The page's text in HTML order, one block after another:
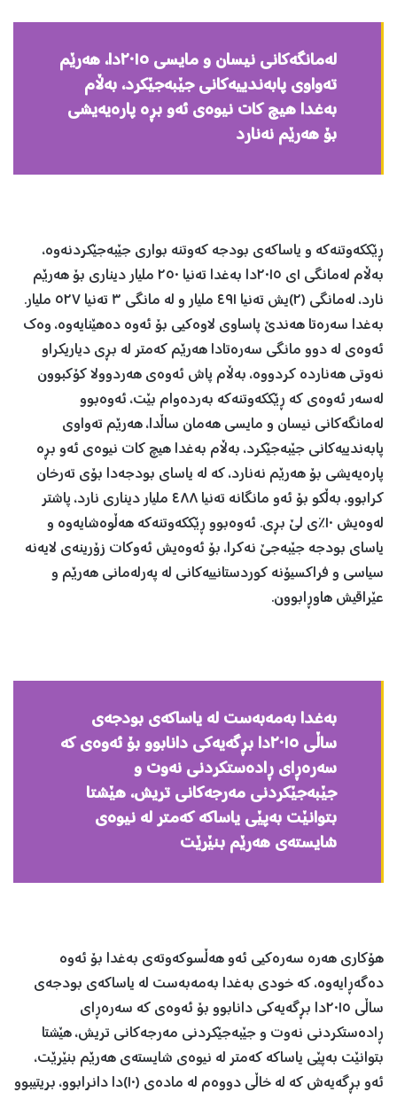
له‌مانگه‌كانی نیسان و مایسی ٢٠١٥دا، هه‌رێم
ته‌واوی پا‌به‌ندییەکانی جێبه‌جێكرد، به‌ڵام
به‌غدا هیچ كات نیوه‌ی ئه‌و بڕه‌ پاره‌یه‌یشی
بۆ هه‌رێم نه‌نارد
ڕێككه‌وتنه‌كه‌ و یاساكه‌ی بودجه‌ كه‌وتنه‌ بواری جێبه‌جێكردنه‌وه‌،
به‌ڵام له‌مانگی ١ی ٢٠١٥دا به‌غدا ته‌نیا ٢٥٠ ملیار دیناری بۆ هه‌رێم
نارد، له‌مانگی (٢)یش ته‌نیا ٤٩١ ملیار و له‌ مانگی ٣ ته‌نیا ٥٢٧ ملیار. ‌
به‌غدا سه‌ره‌تا هه‌ندێ پاساوی لاوه‌كیی بۆ ئه‌وه‌ ده‌هێنایه‌وه،‌ وه‌ك
ئه‌وه‌ی له‌ دوو مانگی سه‌ره‌تادا هه‌رێم كه‌متر له‌ بڕی دیاریكراو
نه‌وتی هه‌نارده‌ كردووه‌، به‌ڵام پاش ئه‌وه‌ی هه‌ردوولا كۆكبوون
له‌سه‌ر ئه‌وه‌ی كه‌ ڕێككه‌وتنه‌كه‌ به‌رده‌وام بێت، ئه‌وه‌بوو
له‌مانگه‌كانی نیسان و مایسی هه‌مان ساڵدا، هه‌رێم ته‌واوی
پا‌به‌ندییەکانی جێبه‌جێكرد، به‌ڵام به‌غدا هیچ كات نیوه‌ی ئه‌و بڕه‌
پاره‌یه‌یشی بۆ هه‌رێم نه‌نارد، كه‌ له‌ یاسای بودجه‌دا بۆی ته‌رخان
كرابوو، به‌ڵكو بۆ ئه‌و مانگانه‌ ته‌نیا ٤٨٨ ملیار دیناری نارد، پاشتر‌
له‌وه‌یش ١٠٪ی لێ بڕی. ئه‌وه‌بوو ڕێکكه‌وتنه‌كه‌ هه‌ڵوه‌شایه‌وه‌ و
یاسای بودجه‌ جێبه‌جێ نه‌كرا، بۆ ئه‌وه‌یش ئه‌وكات زۆرینه‌ی لایه‌نه‌
سیاسی و فراكسیۆنه‌ كوردستانییه‌كانی له‌ په‌رله‌مانی هه‌رێم و
عێراقیش هاوڕابوون.
به‌غدا به‌مه‌به‌ست له‌ یاساكه‌ی بودجه‌ی
ساڵی ٢٠١٥دا بڕگه‌یه‌كی دانابوو بۆ ئه‌وه‌ی كه‌
سه‌ره‌ڕای ڕاده‌ستكردنی نه‌وت و
جێبه‌جێكردنی مه‌رجه‌كانی تریش، هێشتا
بتوانێت به‌پێی یاساكه‌ كه‌متر له‌ نیوه‌ی
شایسته‌ی هه‌رێم بنێرێت
هۆكاری هه‌ره‌ سه‌ره‌كیی ئه‌و هه‌ڵسوكه‌وته‌ی به‌غدا بۆ ئه‌وه‌
ده‌گه‌ڕایه‌وه‌، كه‌ خودی به‌غدا به‌مه‌به‌ست له‌ یاساكه‌ی بودجه‌ی
ساڵی ٢٠١٥دا بڕگه‌یه‌كی دانابوو بۆ ئه‌وه‌ی كه‌ سه‌ره‌ڕای
ڕاده‌ستكردنی نه‌وت و جێبه‌جێكردنی مه‌رجه‌كانی تریش، هێشتا
بتوانێت به‌پێی یاساكه‌ كه‌متر له‌ نیوه‌ی شایسته‌ی هه‌رێم بنێرێت،
ئه‌و بڕگه‌یه‌ش كه‌ له‌ خاڵی دووه‌م له‌ ماده‌ی (١٠)دا دانرابوو، بریتیبوو